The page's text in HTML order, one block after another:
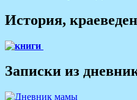
История,
Записки из